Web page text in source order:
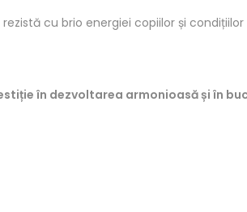
cu brio energiei copiilor și condițiilor
în dezvoltarea armonioasă și în